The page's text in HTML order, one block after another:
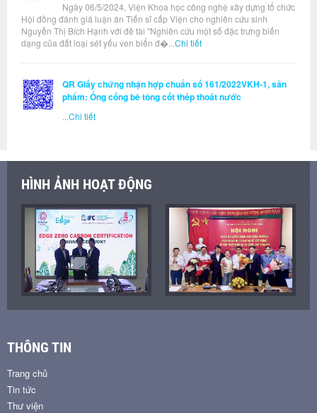
Ngày 06/5/2024, Viện Khoa học công nghệ xây dựng tổ chức
Hội đồng đánh giá luận án Tiến sĩ cấp Viện cho nghiên cứu sinh
Nguyễn Thị Bích Hạnh với đề tài "Nghiên cứu một số đặc trưng biến
dạng của đất loại sét yếu ven biển đ�... Chi tiết
QR Giấy chứng nhận hợp chuẩn số 161/2022VKH-1, sản
phẩm: Ống cống bê tông cốt thép thoát nước
Chi tiết
HÌNH ẢNH HOẠT ĐỘNG
THÔNG TIN
Trang chủ
Tin tức
Thư viện